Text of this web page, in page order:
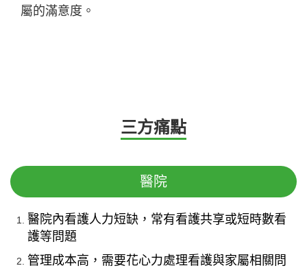
屬的滿意度。
三方痛點
醫院
醫院內看護人力短缺，常有看護共享或短時數看
護等問題
管理成本高，需要花心力處理看護與家屬相關問